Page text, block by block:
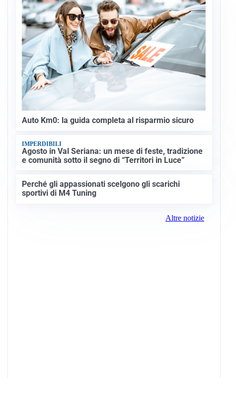
Auto Km0: la guida completa al risparmio sicuro
IMPERDIBILI
Agosto in Val Seriana: un mese di feste, tradizione
e comunità sotto il segno di “Territori in Luce”
Perché gli appassionati scelgono gli scarichi
sportivi di M4 Tuning
Altre notizie